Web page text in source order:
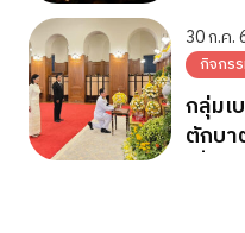
พระช
30 ก.ค.
กิจกร
กลุ่ม
ตักบา